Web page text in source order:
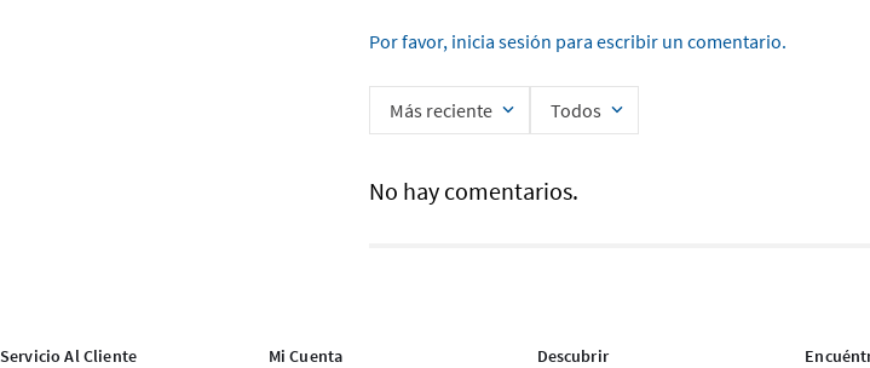
Por favor, inicia sesión para escribir un comentario.
Más reciente Todos
No hay comentarios.
Servicio Al Cliente
Mi Cuenta
Descubrir